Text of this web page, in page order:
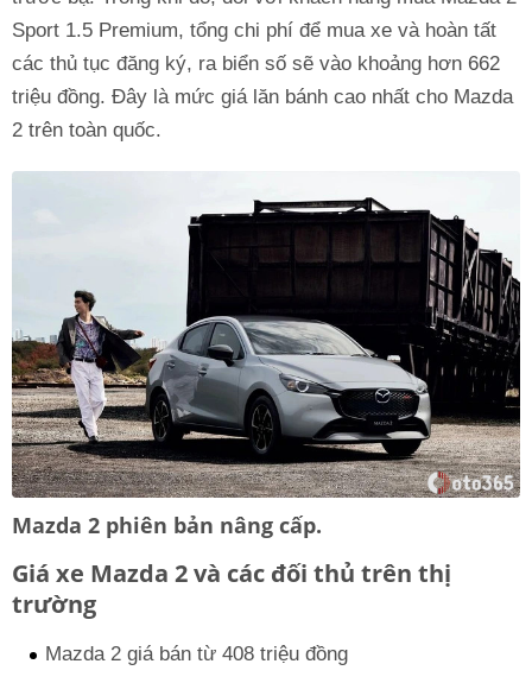
Sport 1.5 Premium, tổng chi phí để mua xe và hoàn tất
các thủ tục đăng ký, ra biển số sẽ vào khoảng hơn 662
triệu đồng. Đây là mức giá lăn bánh cao nhất cho Mazda
2 trên toàn quốc.
Mazda 2 phiên bản nâng cấp.
Giá xe Mazda 2 và các đối thủ trên thị
trường
Mazda 2 giá bán từ 408 triệu đồng